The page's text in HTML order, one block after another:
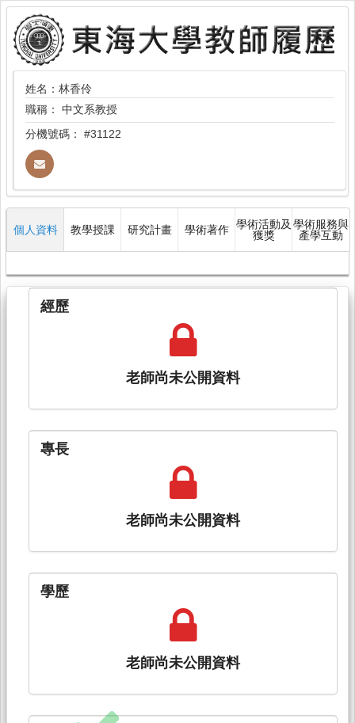
姓名：林香伶
職稱： 中文系教授
分機號碼： #31122
個人資料 教學授課 研究計畫 學術著作 學術活動及
獲獎
學術服務與
產學互動
經歷
老師尚未公開資料
專長
老師尚未公開資料
學歷
老師尚未公開資料